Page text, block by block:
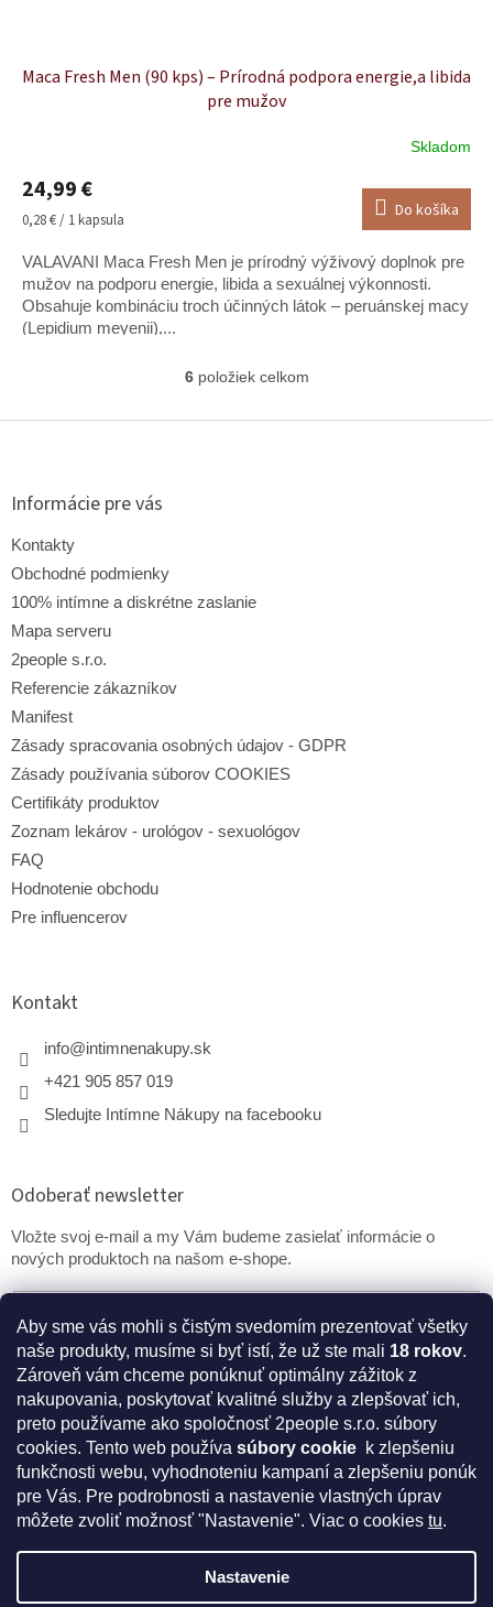
Aby sme vás mohli s čistým svedomím prezentovať všetky
naše produkty, musíme si byť istí, že už ste mali 18 rokov.
Zároveň vám chceme ponúknuť optimálny zážitok z
nakupovania, poskytovať kvalitné služby a zlepšovať ich,
preto používame ako spoločnosť 2people s.r.o. súbory
cookies. Tento web používa súbory cookie k zlepšeniu
funkčnosti webu, vyhodnoteniu kampaní a zlepšeniu ponúk
pre Vás. Pre podrobnosti a nastavenie vlastných úprav
môžete zvoliť možnosť "Nastavenie". Viac o cookies tu.
Nastavenie
Maca Fresh Men (90 kps) – Prírodná podpora energie,a libida
pre mužov
produktu
je
4,9
z
hviezdičiek.
Skladom
24,99 €
Jednotková
0,28 € / 1 kapsula Do košíka
VALAVANI Maca Fresh Men je prírodný výživový doplnok pre
mužov na podporu energie, libida a sexuálnej výkonnosti.
Obsahuje kombináciu troch účinných látok – peruánskej macy
(Lepidium meyenii),...
O
l
r
v
i
s
u
6položiek celkom
Z
Informácie pre vás
Kontakty
Obchodné podmienky
100% intímne a diskrétne zaslanie
Mapa serveru
2people s.r.o.
Referencie zákazníkov
Manifest
Zásady spracovania osobných údajov - GDPR
Zásady používania súborov COOKIES
Certifikáty produktov
Zoznam lekárov - urológov - sexuológov
FAQ
Hodnotenie obchodu
Pre influencerov
Kontakt
info@intimnenakupy.sk
+421 905 857 019
Sledujte Intímne Nákupy na facebooku
Odoberať newsletter
Vložte svoj e-mail a my Vám budeme zasielať informácie o
nových produktoch na našom e-shope.
PRIHLÁSIŤ SA
* Disclaimer: Bezpečnostné prehlásenie k výživovým
doplnkom a kozmetike
Vytvoril Shoptet